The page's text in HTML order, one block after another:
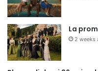
La
2 weeks